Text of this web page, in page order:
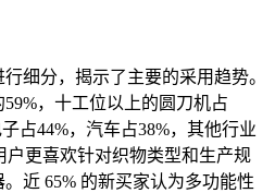
细分，揭示了主要的采用趋势。
，十工位以上的圆刀机占
占44%，汽车占38%，其他行业
户更喜欢针对织物类型和生产规
近 65% 的新买家认为多功能性